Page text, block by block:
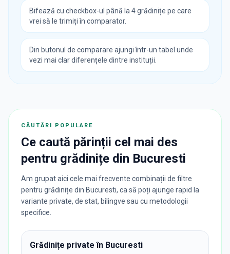
Bifează cu checkbox-ul până la 4 grădinițe pe care
vrei să le trimiți în comparator.
Din butonul de comparare ajungi într-un tabel unde
vezi mai clar diferențele dintre instituții.
CĂUTĂRI POPULARE
Ce caută părinții cel mai des
pentru grădinițe din Bucuresti
Am grupat aici cele mai frecvente combinații de filtre
pentru grădinițe din Bucuresti, ca să poți ajunge rapid la
variante private, de stat, bilingve sau cu metodologii
specifice.
Grădinițe private în Bucuresti